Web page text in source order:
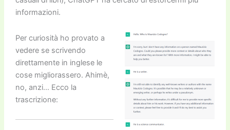
informazioni.
Per curiosità ho provato a
vedere se scrivendo
direttamente in inglese le
cose migliorassero. Ahimè,
no, anzi… Ecco la
trascrizione: